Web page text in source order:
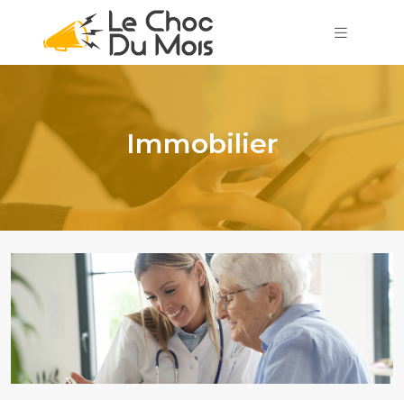
Immobilier